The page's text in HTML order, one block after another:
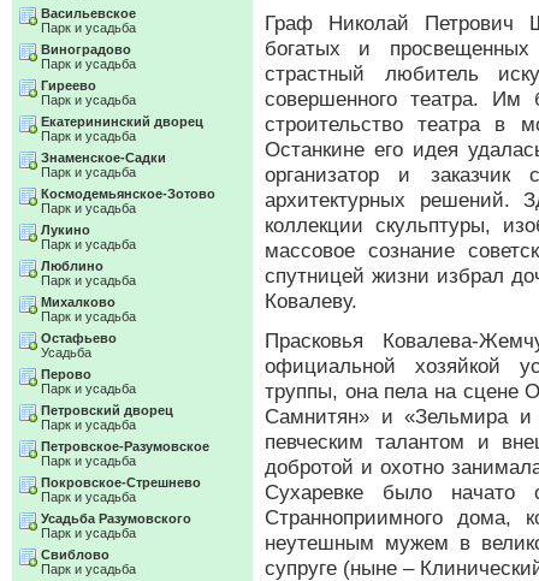
Граф Николай Петрович
богатых и
страстный любитель
совершенного театра. Им
строительство театра в
Останкине его идея
организатор и заказчик
архитектурных
коллекции скульптуры,
массовое сознание
спутницей жизни избрал
Ковалеву.
Прасковья Ковалева-
официальной хозяйкой
труппы, она пела на сцене
Самнитян» и «Зельмира
певческим талантом и
добротой и охотно
Сухаревке было начато
Странноприимного дома,
неутешным мужем в
супруге (ныне –
Васильевское
Парк и усадьба
Виноградово
Парк и усадьба
Гиреево
Парк и усадьба
Екатерининский дворец
Парк и усадьба
Знаменское-Садки
Парк и усадьба
Космодемьянское-Зотово
Парк и усадьба
Лукино
Парк и усадьба
Люблино
Парк и усадьба
Михалково
Парк и усадьба
Остафьево
Усадьба
Перово
Парк и усадьба
Петровский дворец
Парк и усадьба
Петровское-Разумовское
Парк и усадьба
Покровское-Стрешнево
Парк и усадьба
Усадьба Разумовского
Парк и усадьба
Свиблово
Парк и усадьба